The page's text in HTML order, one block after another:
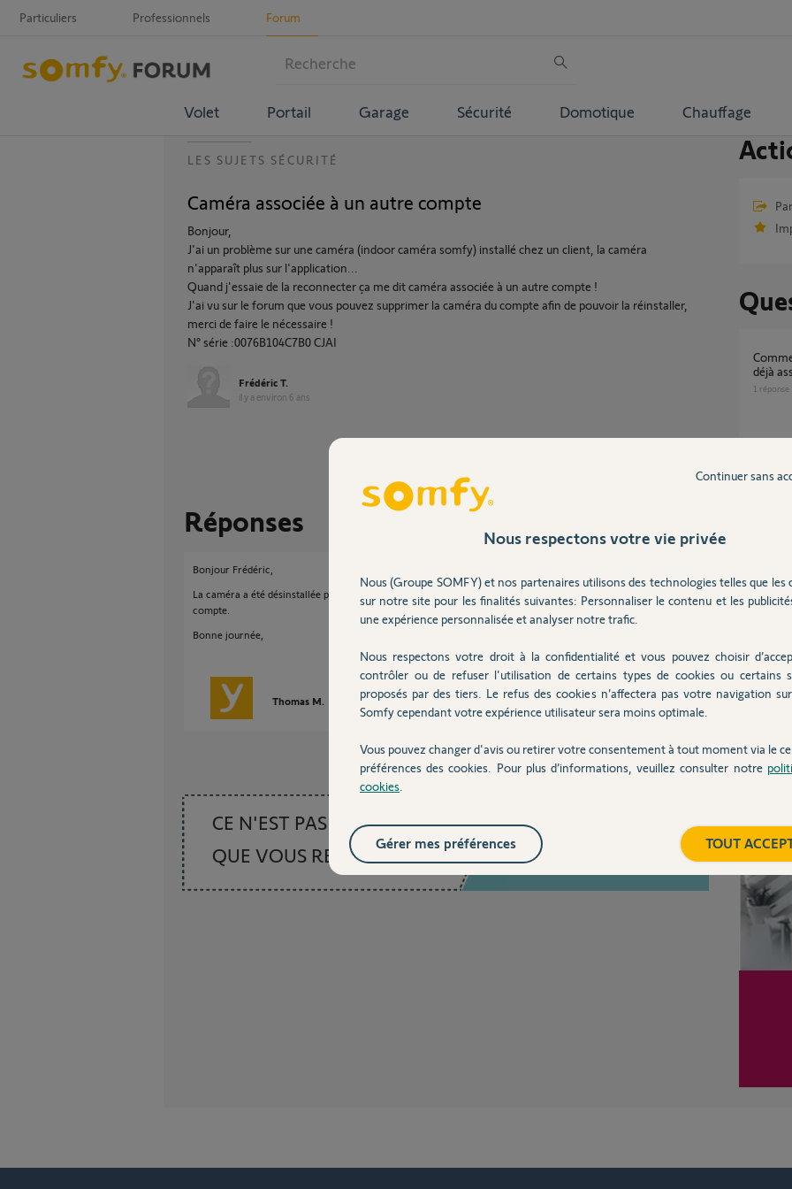
Particuliers Professionnels Forum
Volet Portail Garage Sécurité Domotique Chauffage
LES SUJETS SÉCURITÉ
Caméra associée à un autre compte
Bonjour,
J'ai un problème sur une caméra (indoor caméra somfy) installé chez un client, la caméra
n'apparaît plus sur l'application...
Quand j'essaie de la reconnecter ça me dit caméra associée à un autre compte !
J'ai vu sur le forum que vous pouvez supprimer la caméra du compte afin de pouvoir la réinstaller,
merci de faire le nécessaire !
N° série :0076B104C7B0 CJAI
Frédéric T.
il y a environ 6 ans
Participer au fil de discussion
Réponses
Bonjour Frédéric,
La caméra a été désinstallée pour que vous puissiez l'enregistrer à nouveau sur le bon
compte.
Bonne journée,
Thomas M. il y a environ 6 ans
CE N'EST PAS CE
QUE VOUS RECHERCHEZ
Posez votre question
Comment reiinitialiser une Camera intérieure
déjà
1 réponse
Camera indoor déjà associée un autre compte
suite
Comment accéder à des caméras
Nous respectons votre vie privée
Nous (Groupe SOMFY) et nos partenaires utilisons des technologies telles que les
sur notre site pour les finalités suivantes: Personnaliser le contenu et les
une expérience personnalisée et analyser notre trafic.
Nous respectons votre droit à la confidentialité et vous pouvez choisir
contrôler ou de refuser l'utilisation de certains types de cookies ou certains
proposés par des tiers. Le refus des cookies n’affectera pas votre navigation
Somfy cependant votre expérience utilisateur sera moins optimale.
Vous pouvez changer d'avis ou retirer votre consentement à tout moment via le
préférences des cookies. Pour plus d’informations, veuillez consulter notre
cookies
Continuer sans
TOUT
Gérer mes préférences